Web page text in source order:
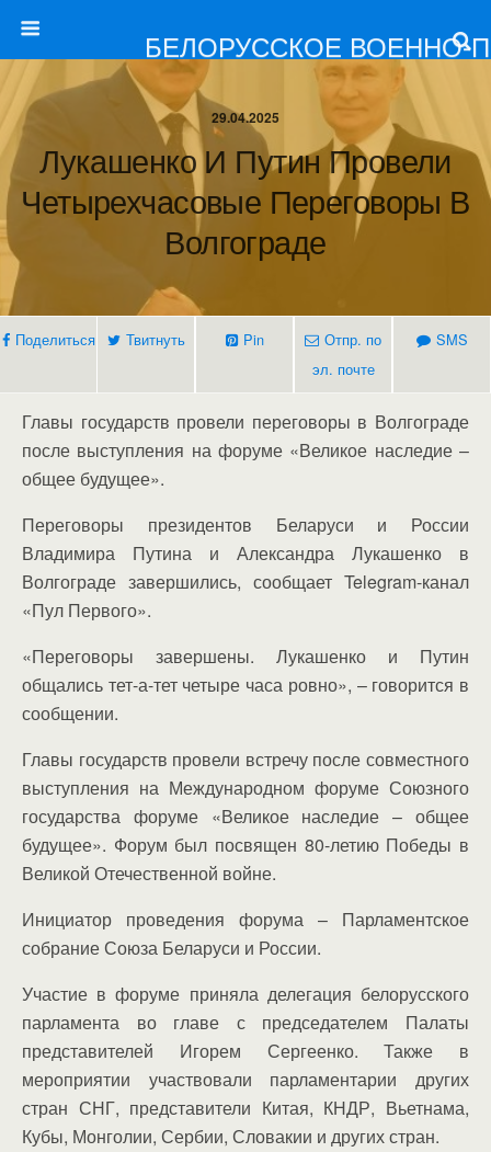
БЕЛОРУССКОЕ ВОЕННО-
29.04.2025
Лукашенко И Путин Провели
Четырехчасовые Переговоры В
Волгограде
Поделиться Твитнуть Pin
Отпр. по
эл. почте
SMS
Главы государств провели переговоры в Волгограде
после выступления на форуме «Великое наследие –
общее будущее».
Переговоры президентов Беларуси и России
Владимира Путина и Александра Лукашенко в
Волгограде завершились, сообщает Telegram-канал
«Пул Первого».
«Переговоры завершены. Лукашенко и Путин
общались тет-а-тет четыре часа ровно», – говорится в
сообщении.
Главы государств провели встречу после совместного
выступления на Международном форуме Союзного
государства форуме «Великое наследие – общее
будущее». Форум был посвящен 80-летию Победы в
Великой Отечественной войне.
Инициатор проведения форума – Парламентское
собрание Союза Беларуси и России.
Участие в форуме приняла делегация белорусского
парламента во главе с председателем Палаты
представителей Игорем Сергеенко. Также в
мероприятии участвовали парламентарии других
стран СНГ, представители Китая, КНДР, Вьетнама,
Кубы, Монголии, Сербии, Словакии и других стран.